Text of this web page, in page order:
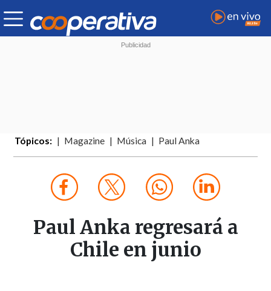
Tópicos: Magazine Música Paul Anka
Paul Anka regresará a
Chile en junio